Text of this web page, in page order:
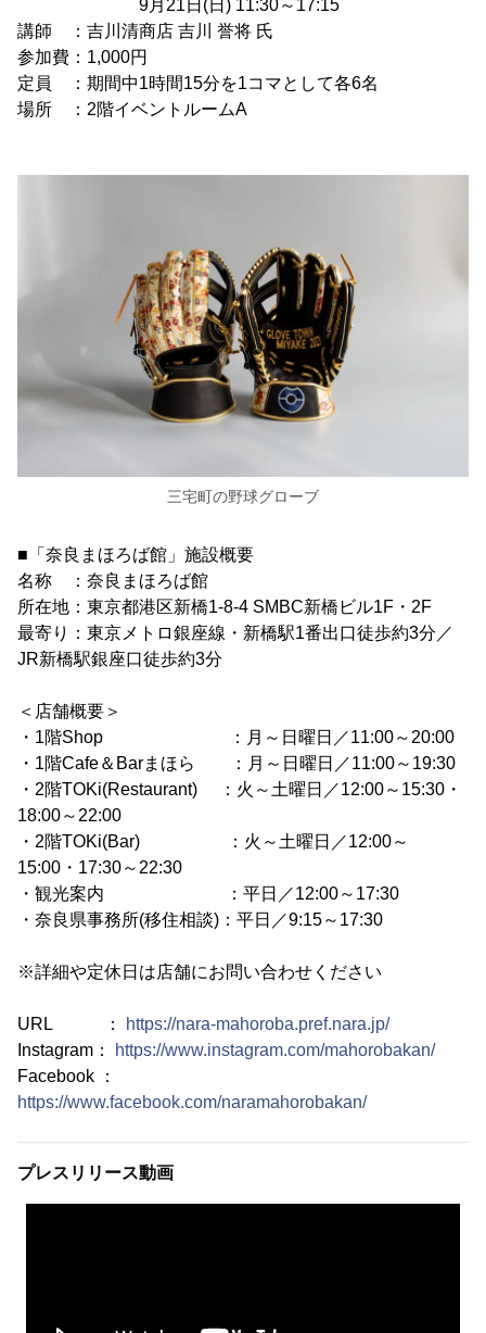
9月21日(日) 11:30～17:15
講師 ：吉川清商店 吉川 誉将 氏
参加費：1,000円
定員 ：期間中1時間15分を1コマとして各6名
場所 ：2階イベントルームA
三宅町の野球グローブ
■「奈良まほろば館」施設概要
名称 ：奈良まほろば館
所在地：東京都港区新橋1-8-4 SMBC新橋ビル1F・2F
最寄り：東京メトロ銀座線・新橋駅1番出口徒歩約3分／
JR新橋駅銀座口徒歩約3分
＜店舗概要＞
・1階Shop ：月～日曜日／11:00～20:00
・1階Cafe＆Barまほら ：月～日曜日／11:00～19:30
・2階TOKi(Restaurant) ：火～土曜日／12:00～15:30・
18:00～22:00
・2階TOKi(Bar) ：火～土曜日／12:00～
15:00・17:30～22:30
・観光案内 ：平日／12:00～17:30
・奈良県事務所(移住相談)：平日／9:15～17:30
※詳細や定休日は店舗にお問い合わせください
URL ：
https://nara-mahoroba.pref.nara.jp/
Instagram：
https://www.instagram.com/mahorobakan/
Facebook ：
https://www.facebook.com/naramahorobakan/
プレスリリース動画